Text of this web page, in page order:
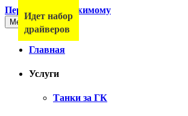
Перейти к содержимому
Меню
Главная
Услуги
Танки за ГК
Идет набор
драйверов